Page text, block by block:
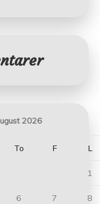
2026
To F L
1
6 7 8